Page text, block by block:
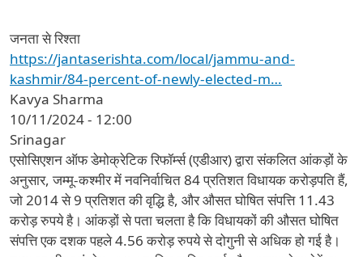
जनता से रिश्ता
https://jantaserishta.com/local/jammu-and-
kashmir/84-percent-of-newly-elected-m…
Kavya Sharma
10/11/2024 - 12:00
Srinagar
एसोसिएशन ऑफ डेमोक्रेटिक रिफॉर्म्स (एडीआर) द्वारा संकलित आंकड़ों के
अनुसार, जम्मू-कश्मीर में नवनिर्वाचित 84 प्रतिशत विधायक करोड़पति हैं,
जो 2014 से 9 प्रतिशत की वृद्धि है, और औसत घोषित संपत्ति 11.43
करोड़ रुपये है। आंकड़ों से पता चलता है कि विधायकों की औसत घोषित
संपत्ति एक दशक पहले 4.56 करोड़ रुपये से दोगुनी से अधिक हो गई है।